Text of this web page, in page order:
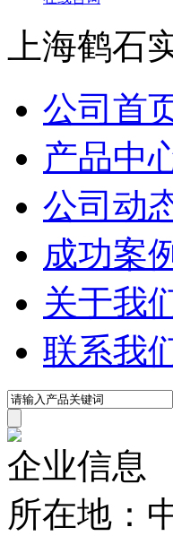
意见反馈
在线咨询
上海鹤石
公司首
产品中
公司动
成功案
关于我
联系我
企业信息